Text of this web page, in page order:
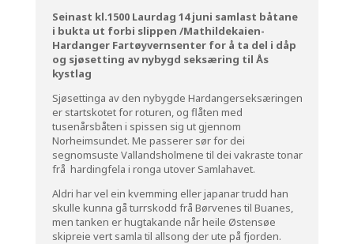
Seinast kl.1500 Laurdag 14 juni samlast båtane
i bukta ut forbi slippen /Mathildekaien-
Hardanger Fartøyvernsenter for å ta del i dåp
og sjøsetting av nybygd seksæring til Ås
kystlag
Sjøsettinga av den nybygde Hardangerseksæringen
er startskotet for roturen, og flåten med
tusenårsbåten i spissen sig ut gjennom
Norheimsundet. Me passerer sør for dei
segnomsuste Vallandsholmene til dei vakraste tonar
frå hardingfela i ronga utover Samlahavet.
Aldri har vel ein kvemming eller japanar trudd han
skulle kunna gå turrskodd frå Børvenes til Buanes,
men tanken er hugtakande når heile Østensøe
skipreie vert samla til allsong der ute på fjorden.